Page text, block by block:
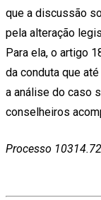
que a discussão
pela alteração
Para ela, o artigo
da conduta que
a análise do caso
conselheiros
Processo